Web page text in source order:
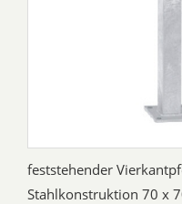
feststehender
Stahlkonstruktion 70 x